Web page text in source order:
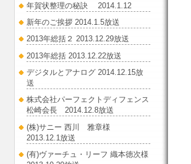
年賀状整理の秘訣 2014.1.12
新年のご挨拶 2014.1.5放送
2013年総括２ 2013.12.29放送
2013年総括 2013.12.22放送
デジタルとアナログ 2014.12.15放
送
株式会社パーフェクトディフェンス
松崎会長 2014.12.8放送
(株)サニー 西川 雅章様
2013.12.1放送
(有)ヴァーチュ・リーフ 織本徳次様